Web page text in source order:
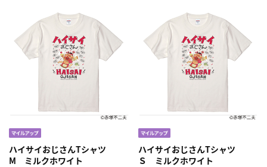
ハイサイおじさんTシャツ
M ミルクホワイト
ハイサイおじさんTシャツ
Ｓ ミルクホワイト